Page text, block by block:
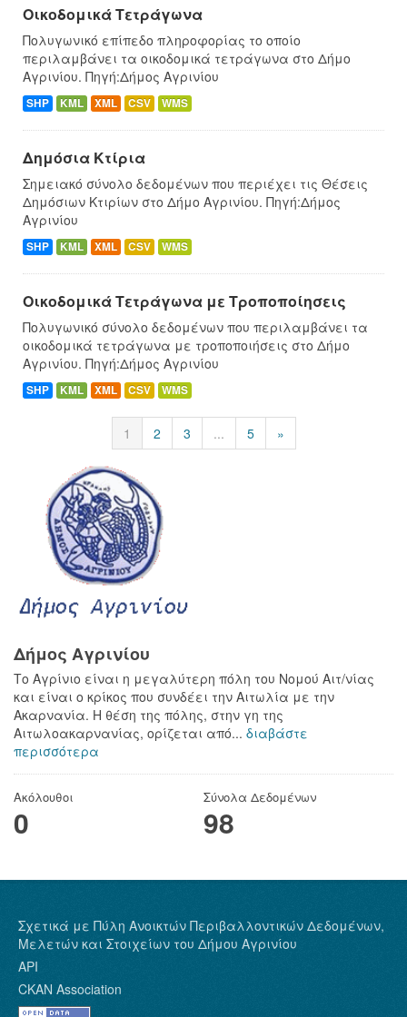
Οικοδομικά Τετράγωνα
Πολυγωνικό επίπεδο πληροφορίας το οποίο
περιλαμβάνει τα οικοδομικά τετράγωνα στο Δήμο
Αγρινίου. Πηγή:Δήμος Αγρινίου
SHP KML XML CSV WMS
Δημόσια Κτίρια
Σημειακό σύνολο δεδομένων που περιέχει τις Θέσεις
Δημόσιων Κτιρίων στο Δήμο Αγρινίου. Πηγή:Δήμος
Αγρινίου
SHP KML XML CSV WMS
Οικοδομικά Τετράγωνα με Τροποποίησεις
Πολυγωνικό σύνολο δεδομένων που περιλαμβάνει τα
οικοδομικά τετράγωνα με τροποποιήσεις στο Δήμο
Αγρινίου. Πηγή:Δήμος Αγρινίου
SHP KML XML CSV WMS
1 2 3 ... 5 »
Δήμος Αγρινίου
Το Αγρίνιο είναι η μεγαλύτερη πόλη του Νομού Αιτ/νίας
και είναι ο κρίκος που συνδέει την Αιτωλία με την
Ακαρνανία. Η θέση της πόλης, στην γη της
Αιτωλοακαρνανίας, ορίζεται από... διαβάστε
περισσότερα
Ακόλουθοι
0
Σύνολα Δεδομένων
98
Σχετικά με Πύλη Ανοικτών Περιβαλλοντικών Δεδομένων,
Μελετών και Στοιχείων του Δήμου Αγρινίου
API
CKAN Association